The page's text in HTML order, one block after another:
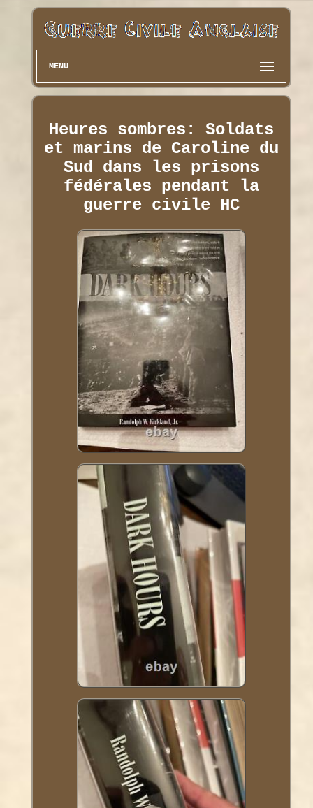
MENU
Heures sombres: Soldats
et marins de Caroline du
Sud dans les prisons
fédérales pendant la
guerre civile HC